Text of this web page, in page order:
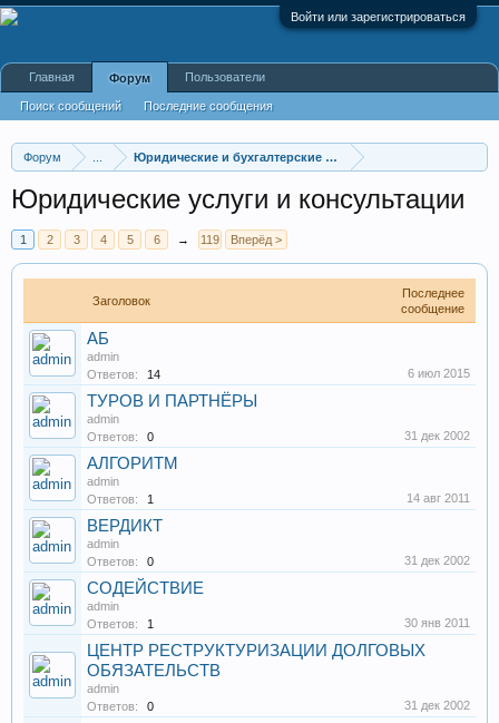
Войти или зарегистрироваться
Форум Юридические и бухгалтерские услуги
Юридические услуги и консультации
1 2 3 4 5 6 → 119 Вперёд >
Заголовок
Последнее
сообщение
АБ
admin
Ответов:
14 6 июл 2015
ТУРОВ И ПАРТНЁРЫ
admin
Ответов:
0 31 дек 2002
АЛГОРИТМ
admin
Ответов:
1 14 авг 2011
ВЕРДИКТ
admin
Ответов:
0 31 дек 2002
СОДЕЙСТВИЕ
admin
Ответов:
1 30 янв 2011
ЦЕНТР РЕСТРУКТУРИЗАЦИИ ДОЛГОВЫХ
ОБЯЗАТЕЛЬСТВ
admin
Ответов:
0 31 дек 2002
Главная Форум
Поиск сообщений Последние сообщения
Пользователи